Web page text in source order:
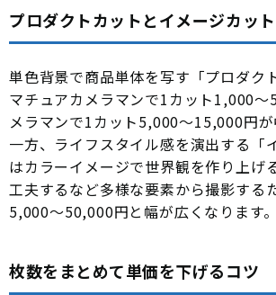
プロダクトカットとイメージカッ
単色背景で商品単体を写す「プロダク
マチュアカメラマンで1カット1,000〜
メラマンで1カット5,000〜15,000円が
一方、ライフスタイル感を演出する「
はカラーイメージで世界観を作り上げ
工夫するなど多様な要素から撮影する
5,000〜50,000円と幅が広くなります。
枚数をまとめて単価を下げるコツ